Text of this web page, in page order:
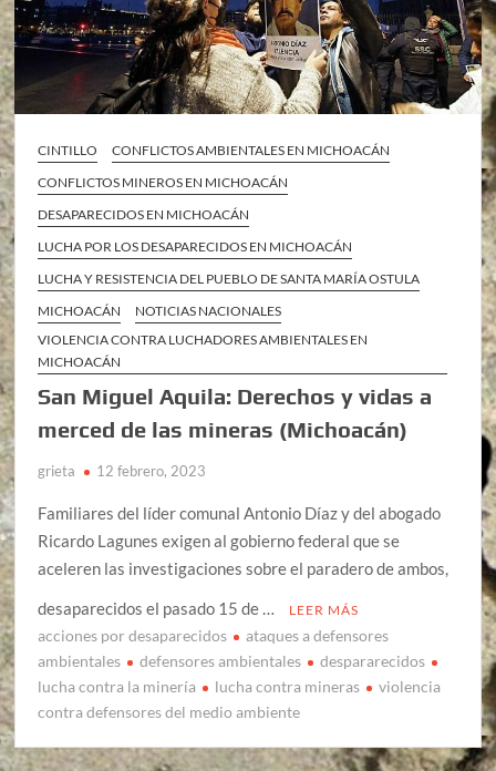
CINTILLO
CONFLICTOS AMBIENTALES EN MICHOACÁN
CONFLICTOS MINEROS EN MICHOACÁN
DESAPARECIDOS EN MICHOACÁN
LUCHA POR LOS DESAPARECIDOS EN MICHOACÁN
LUCHA Y RESISTENCIA DEL PUEBLO DE SANTA MARÍA OSTULA
MICHOACÁN
NOTICIAS NACIONALES
VIOLENCIA CONTRA LUCHADORES AMBIENTALES EN
MICHOACÁN
San Miguel Aquila: Derechos y vidas a
merced de las mineras (Michoacán)
grieta 12 febrero, 2023
Familiares del líder comunal Antonio Díaz y del abogado
Ricardo Lagunes exigen al gobierno federal que se
aceleren las investigaciones sobre el paradero de ambos,
desaparecidos el pasado 15 de …
LEER MÁS
acciones por desaparecidos
ataques a defensores
ambientales
defensores ambientales
despararecidos
lucha contra la minería
lucha contra mineras
violencia
contra defensores del medio ambiente